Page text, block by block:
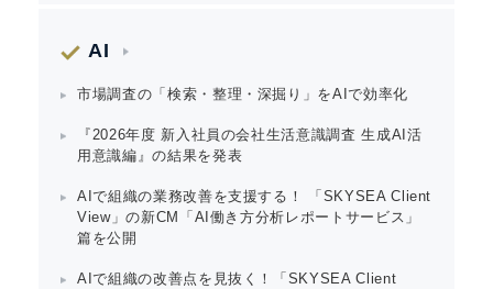
AI
市場調査の「検索・整理・深掘り」をAIで効率化
『2026年度 新入社員の会社生活意識調査 生成AI活
用意識編』の結果を発表
AIで組織の業務改善を支援する！ 「SKYSEA Client
View」の新CM「AI働き方分析レポートサービス」
篇を公開
AIで組織の改善点を見抜く！「SKYSEA Client